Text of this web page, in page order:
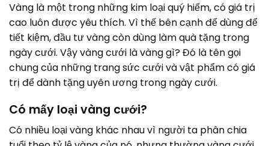
Vàng là một trong những kim loại quý hiếm, có giá trị
cao luôn được yêu thích. Vì thế bên cạnh để dùng để
tiết kiệm, đầu tư vàng còn dùng làm quà tặng trong
ngày cưới. Vậy vàng cưới là vàng gì? Đó là tên gọi
chung của những trang sức cưới và vật phẩm có giá
trị để dành tặng uyên ương trong ngày cưới.
Có mấy loại vàng cưới?
Có nhiều loại vàng khác nhau vì người ta phân chia